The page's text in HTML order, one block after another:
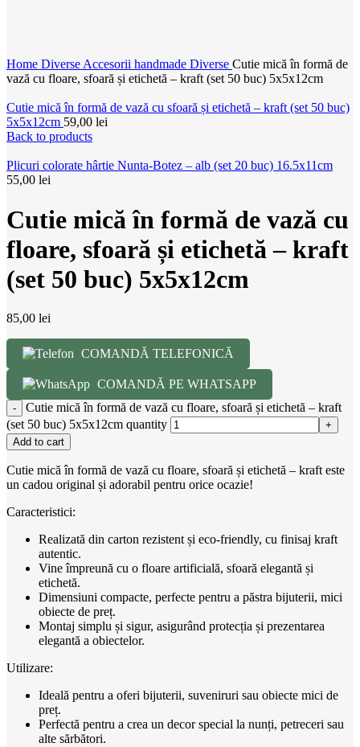
Home Diverse Accesorii handmade Diverse Cutie mică în formă de
vază cu floare, sfoară și etichetă – kraft (set 50 buc) 5x5x12cm
Cutie mică în formă de vază cu sfoară și etichetă – kraft (set 50 buc)
5x5x12cm 59,00 lei
Back to products
Plicuri colorate hârtie Nunta-Botez – alb (set 20 buc) 16.5x11cm
55,00 lei
Cutie mică în formă de vază cu
floare, sfoară și etichetă – kraft
(set 50 buc) 5x5x12cm
85,00 lei
COMANDĂ TELEFONICĂ
COMANDĂ PE WHATSAPP
Cutie mică în formă de vază cu floare, sfoară și etichetă – kraft
(set 50 buc) 5x5x12cm quantity
Add to cart
Cutie mică în formă de vază cu floare, sfoară și etichetă – kraft este
un cadou original și adorabil pentru orice ocazie!
Caracteristici:
Realizată din carton rezistent și eco-friendly, cu finisaj kraft
autentic.
Vine împreună cu o floare artificială, sfoară elegantă și
etichetă.
Dimensiuni compacte, perfecte pentru a păstra bijuterii, mici
obiecte de preț.
Montaj simplu și sigur, asigurând protecția și prezentarea
elegantă a obiectelor.
Utilizare:
Ideală pentru a oferi bijuterii, suveniruri sau obiecte mici de
preț.
Perfectă pentru a crea un decor special la nunți, petreceri sau
alte sărbători.